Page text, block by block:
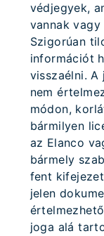
védjegyek,
vannak
Szigorúan
információt
visszaélni.
nem
módon,
bármilyen
az Elanco
bármely
fent
jelen
joga alá